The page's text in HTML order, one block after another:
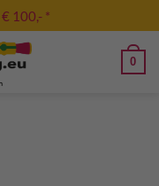
€ 100,- *
0